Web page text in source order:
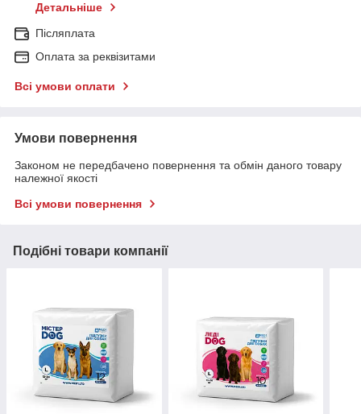
Детальніше
Післяплата
Оплата за реквізитами
Всі умови оплати
Умови повернення
Законом не передбачено повернення та обмін даного товару
належної якості
Всі умови повернення
Подібні товари компанії